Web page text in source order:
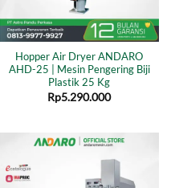
Hopper Air Dryer ANDARO
AHD-25 | Mesin Pengering Biji
Plastik 25 Kg
Rp5.290.000